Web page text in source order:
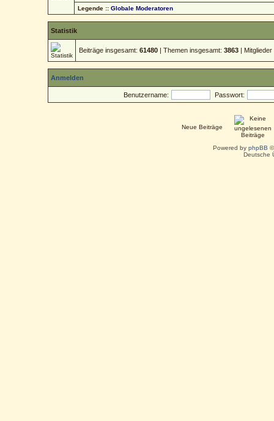
Legende ::Globale Moderatoren
Statistik
Beiträge insgesamt:61480 | Themen insgesamt:3863 |
Anmelden
Benutzername: Passwort:
Neue Beiträge
Powered by phpBB
Deutsche